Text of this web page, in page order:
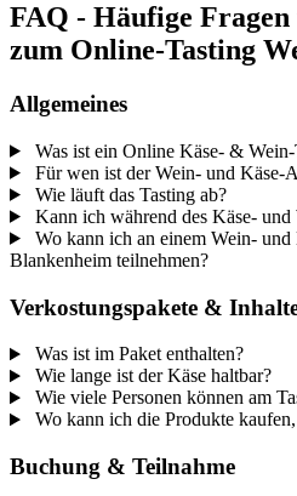
FAQ - Häufige
zum Online-Tasting
Allgemeines
Was ist ein Online Käse- & Wein-
Für wen ist der Wein- und Käse-
Wie läuft das Tasting ab?
Kann ich während des Käse-
Wo kann ich an einem Wein- und
Blankenheim teilnehmen?
Verkostungspakete &
Was ist im Paket enthalten?
Wie lange ist der Käse haltbar?
Wie viele Personen können am
Wo kann ich die Produkte
Buchung & Teilnahme